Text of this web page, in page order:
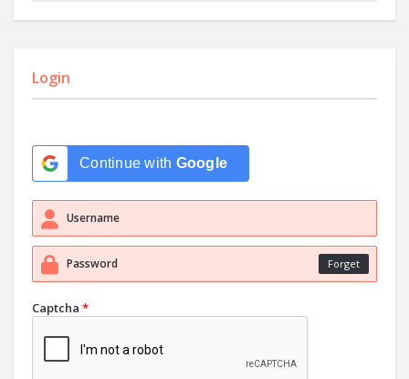
Login
Continue with Google
Forget
Captcha *